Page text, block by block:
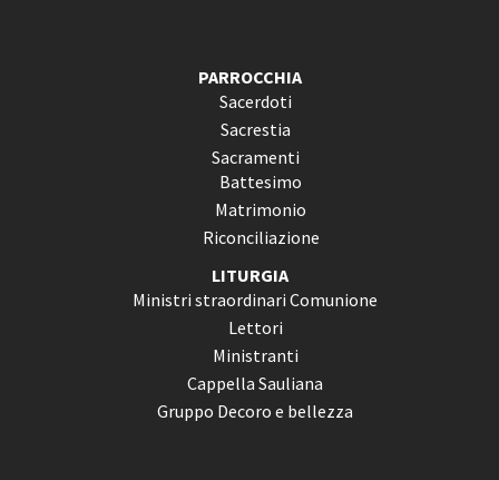
PARROCCHIA
Sacerdoti
Sacrestia
Sacramenti
Battesimo
Matrimonio
Riconciliazione
LITURGIA
Ministri straordinari Comunione
Lettori
Ministranti
Cappella Sauliana
Gruppo Decoro e bellezza